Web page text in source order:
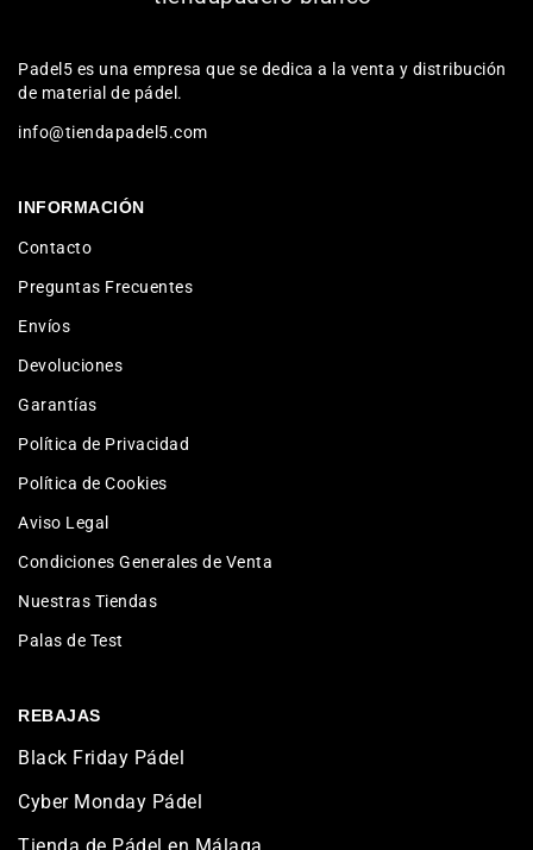
Padel5 es una empresa que se dedica a la venta y distribución
de material de pádel.
info@tiendapadel5.com
INFORMACIÓN
Contacto
Preguntas Frecuentes
Envíos
Devoluciones
Garantías
Política de Privacidad
Política de Cookies
Aviso Legal
Condiciones Generales de Venta
Nuestras Tiendas
Palas de Test
REBAJAS
Black Friday Pádel
Cyber Monday Pádel